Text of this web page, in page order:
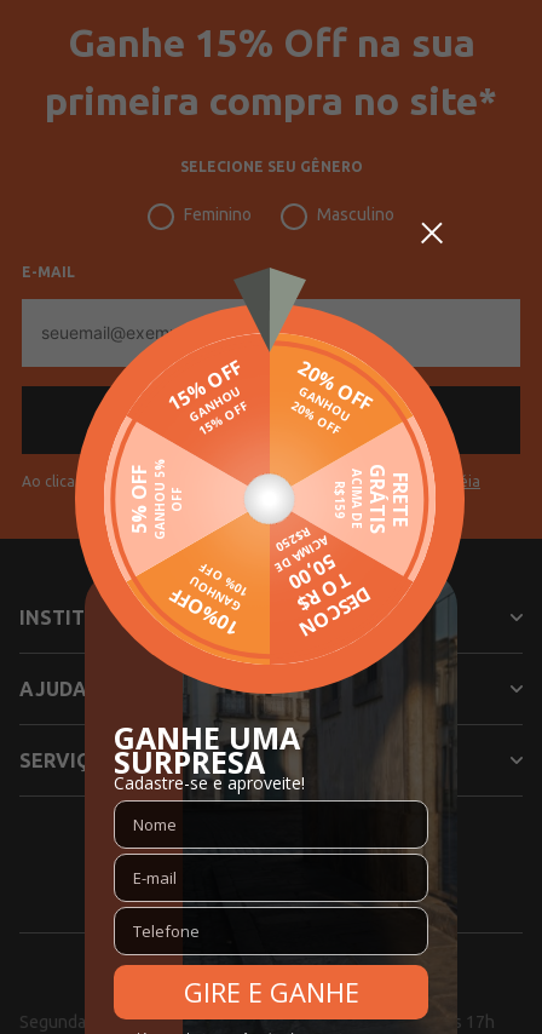
Ganhe 15% Off na sua
primeira compra no site*
SELECIONE SEU GÊNERO
Feminino Masculino
E-MAIL
mail
Ao clicar em "Cadastrar" você aceita os Termos de Uso da Pompéia
INSTITUCIONAL
AJUDA
SERVIÇOS
0800 000 5353
Segunda a Sexta, das 08h às 18h e aos Sábados, das 10h às 17h